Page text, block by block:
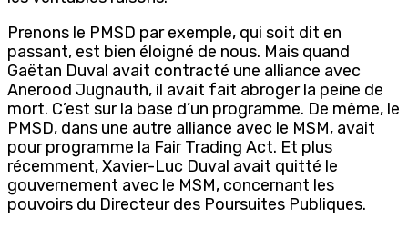
Prenons le PMSD par exemple, qui soit dit en
passant, est bien éloigné de nous. Mais quand
Gaëtan Duval avait contracté une alliance avec
Anerood Jugnauth, il avait fait abroger la peine de
mort. C’est sur la base d’un programme. De même, le
PMSD, dans une autre alliance avec le MSM, avait
pour programme la Fair Trading Act. Et plus
récemment, Xavier-Luc Duval avait quitté le
gouvernement avec le MSM, concernant les
pouvoirs du Directeur des Poursuites Publiques.